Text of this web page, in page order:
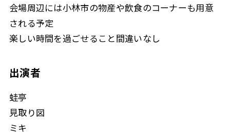
会場周辺には小林市の物産や飲食のコーナーも用意
される予定
楽しい時間を過ごせること間違いなし
出演者
蛙亭
見取り図
ミキ